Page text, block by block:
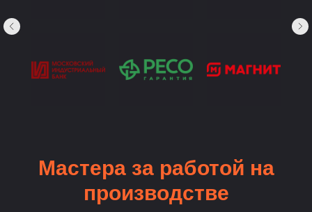
Мастера за работой на
производстве